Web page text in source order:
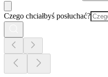
Czego chciałbyś posłuchać?